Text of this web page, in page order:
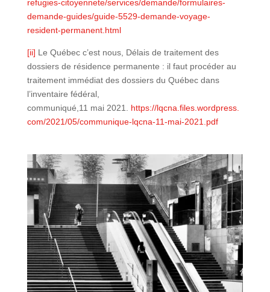
refugies-citoyennete/services/demande/formulaires-
demande-guides/guide-5529-demande-voyage-
resident-permanent.html
[ii] Le Québec c’est nous, Délais de traitement des
dossiers de résidence permanente : il faut procéder au
traitement immédiat des dossiers du Québec dans
l’inventaire fédéral,
communiqué,11 mai 2021. https://lqcna.files.wordpress.
com/2021/05/communique-lqcna-11-mai-2021.pdf